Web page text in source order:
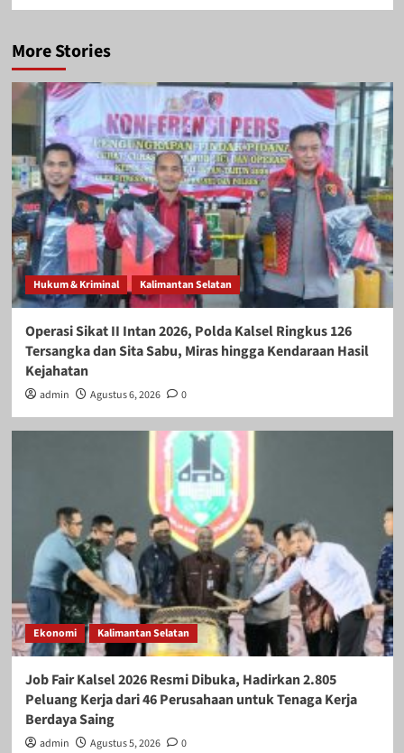
More Stories
Hukum & Kriminal Kalimantan Selatan
Operasi Sikat II Intan 2026, Polda Kalsel Ringkus 126
Tersangka dan Sita Sabu, Miras hingga Kendaraan Hasil
Kejahatan
admin Agustus 6, 2026 0
Ekonomi Kalimantan Selatan
Job Fair Kalsel 2026 Resmi Dibuka, Hadirkan 2.805
Peluang Kerja dari 46 Perusahaan untuk Tenaga Kerja
Berdaya Saing
admin Agustus 5, 2026 0